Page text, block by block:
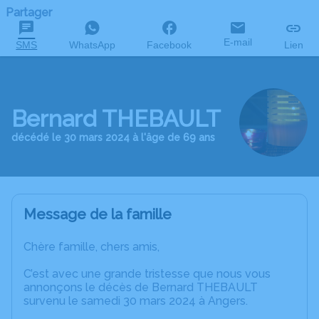
Partager
SMS WhatsApp Facebook E-mail Lien
Bernard THEBAULT
décédé le 30 mars 2024 à l'âge de 69 ans
Message de la famille
Chère famille, chers amis,
C’est avec une grande tristesse que nous vous
annonçons le décès de Bernard THEBAULT
survenu le samedi 30 mars 2024 à Angers.